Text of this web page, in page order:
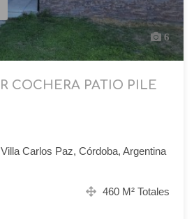
6
COCHERA PATIO PILE
Carlos Paz, Córdoba, Argentina
460 M² Totales